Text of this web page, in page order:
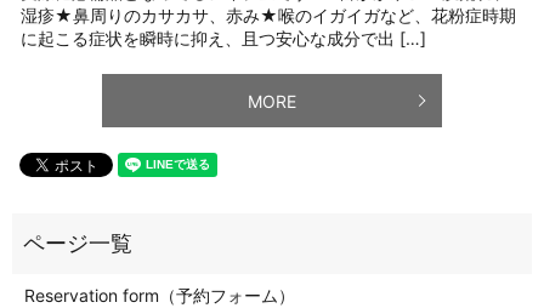
湿疹★鼻周りのカサカサ、赤み★喉のイガイガなど、花粉症時期
に起こる症状を瞬時に抑え、且つ安心な成分で出 […]
MORE
Reservation form（予約フォーム）